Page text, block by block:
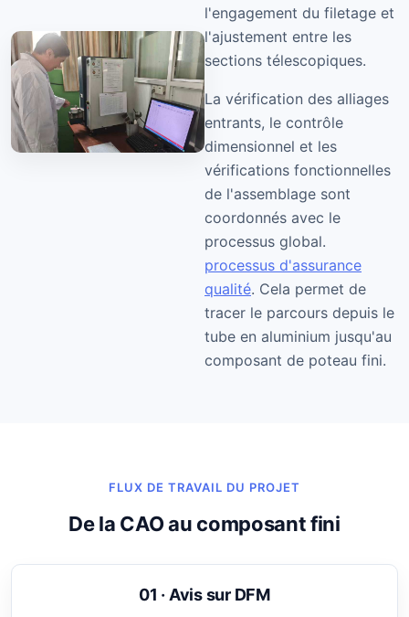
l'engagement du filetage et
l'ajustement entre les
sections télescopiques.
La vérification des alliages
entrants, le contrôle
dimensionnel et les
vérifications fonctionnelles
de l'assemblage sont
coordonnés avec le
processus global.
processus d'assurance
qualité. Cela permet de
tracer le parcours depuis le
tube en aluminium jusqu'au
composant de poteau fini.
FLUX DE TRAVAIL DU PROJET
De la CAO au composant fini
01 · Avis sur DFM